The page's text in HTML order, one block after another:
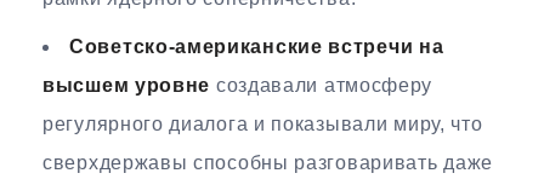
Советско-американские встречи на
высшем уровне создавали атмосферу
регулярного диалога и показывали миру, что
сверхдержавы способны разговаривать даже